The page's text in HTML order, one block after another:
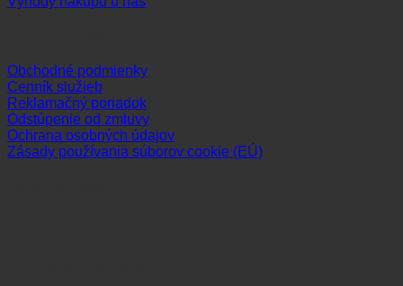
Obchodné podmienky
Cenník služieb
Reklamačný poriadok
Odstúpenie od zmluvy
Ochrana osobných údajov
Zásady používania súborov cookie (EÚ)